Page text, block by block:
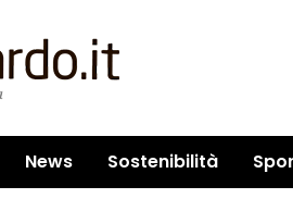
News Sostenibilità